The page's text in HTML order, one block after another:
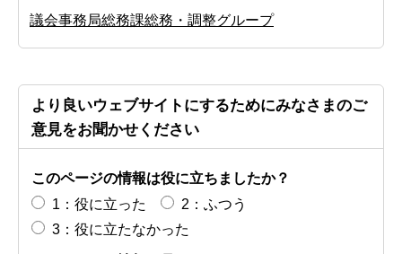
議会事務局総務課総務・調整グループ
より良いウェブサイトにするためにみなさまのご
意見をお聞かせください
このページの情報は役に立ちましたか？
1：役に立った
2：ふつう
3：役に立たなかった